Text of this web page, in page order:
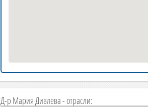
Д-р Мария Дивлева - отрасли: